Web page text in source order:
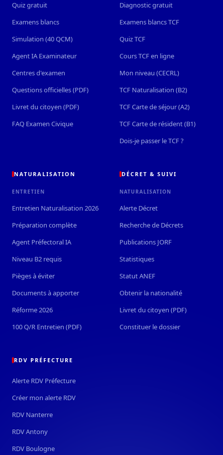
Quiz gratuit
Examens blancs
Simulation (40 QCM)
Agent IA Examinateur
Centres d'examen
Questions officielles (PDF)
Livret du citoyen (PDF)
FAQ Examen Civique
Diagnostic gratuit
Examens blancs TCF
Quiz TCF
Cours TCF en ligne
Mon niveau (CECRL)
TCF Naturalisation (B2)
TCF Carte de séjour (A2)
TCF Carte de résident (B1)
Dois-je passer le TCF ?
NATURALISATION
ENTRETIEN
Entretien Naturalisation 2026
Préparation complète
Agent Préfectoral IA
Niveau B2 requis
Pièges à éviter
Documents à apporter
Réforme 2026
100 Q/R Entretien (PDF)
DÉCRET & SUIVI
NATURALISATION
Alerte Décret
Recherche de Décrets
Publications JORF
Statistiques
Statut ANEF
Obtenir la nationalité
Livret du citoyen (PDF)
Constituer le dossier
RDV PRÉFECTURE
Alerte RDV Préfecture
Créer mon alerte RDV
RDV Nanterre
RDV Antony
RDV Boulogne